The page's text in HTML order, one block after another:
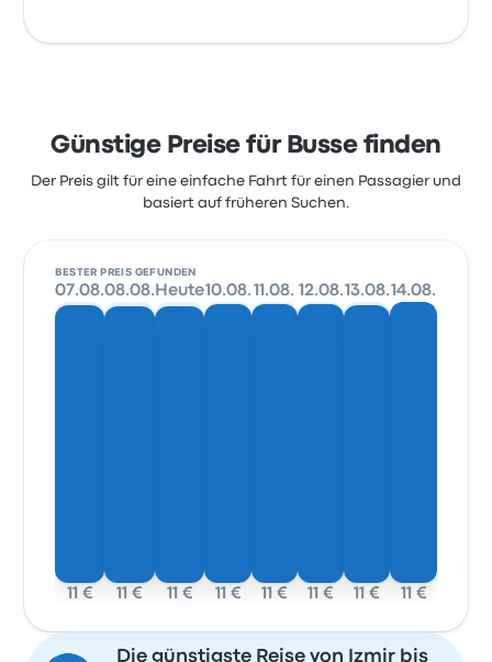
Günstige Preise für Busse finden
Der Preis gilt für eine einfache Fahrt für einen Passagier und
basiert auf früheren Suchen.
BESTER PREIS GEFUNDEN
07.08.
11 €
08.08.
11 €
Heute
11 €
10.08.
11 €
11.08.
11 €
12.08.
11 €
13.08.
11 €
14.08.
11 €
Die günstigste Reise von Izmir bis